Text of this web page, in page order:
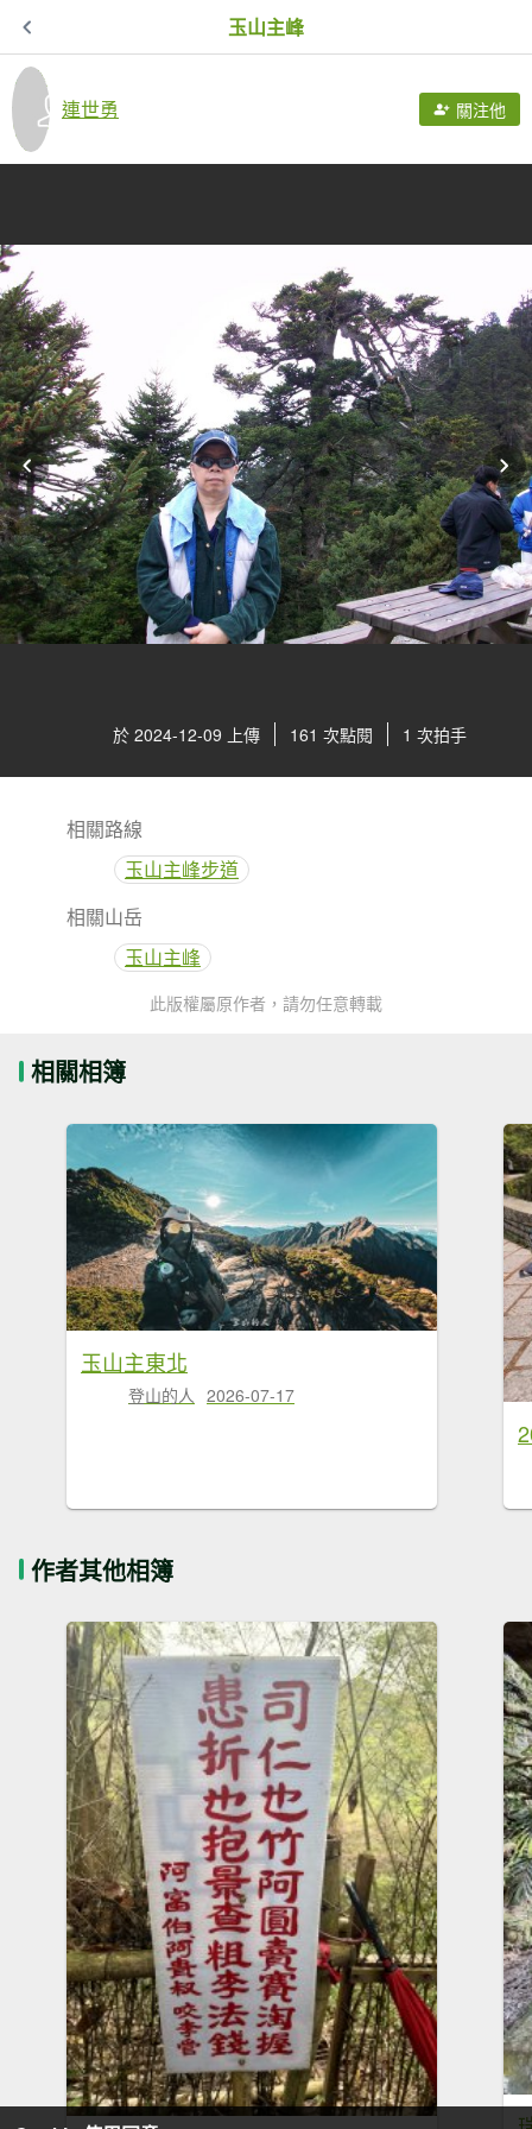
玉山主峰
連世勇 關注他
於 2024-12-09 上傳 161 次點閱 1 次拍手
相關路線
玉山主峰步道
相關山岳
玉山主峰
此版權屬原作者，請勿任意轉載
相關相簿
玉山主東北
登山的人 2026-07-17
作者其他相簿